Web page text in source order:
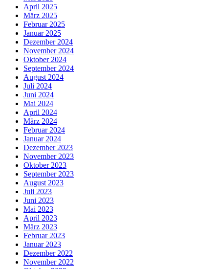
April 2025
März 2025
Februar 2025
Januar 2025
Dezember 2024
November 2024
Oktober 2024
September 2024
August 2024
Juli 2024
Juni 2024
Mai 2024
April 2024
März 2024
Februar 2024
Januar 2024
Dezember 2023
November 2023
Oktober 2023
September 2023
August 2023
Juli 2023
Juni 2023
Mai 2023
April 2023
März 2023
Februar 2023
Januar 2023
Dezember 2022
November 2022